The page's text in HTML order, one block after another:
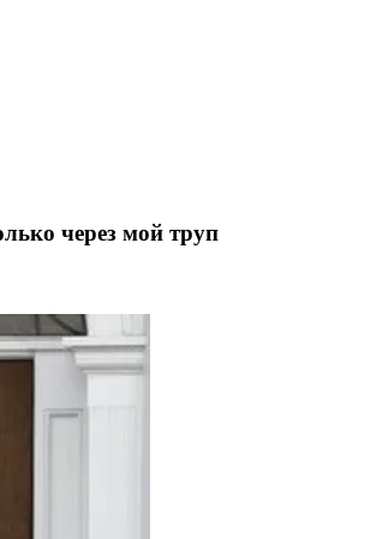
через мой труп